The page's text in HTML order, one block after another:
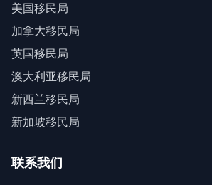
美国移民局
加拿大移民局
英国移民局
澳大利亚移民局
新西兰移民局
新加坡移民局
联系我们